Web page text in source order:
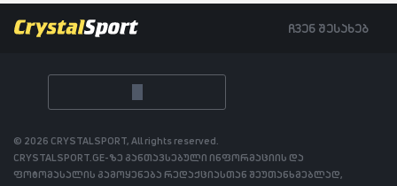
ჩვენ შესახებ
© 2026 CRYSTALSPORT, All rights reserved.
CRYSTALSPORT.GE-ზე განთავსებული ინფორმაციის და
ფოტომასალის გამოყენება რედაქციასთან შეუთანხმებლად,